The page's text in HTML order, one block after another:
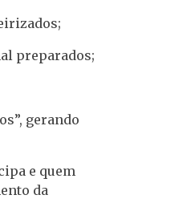
preparados;
gerando
e quem
da